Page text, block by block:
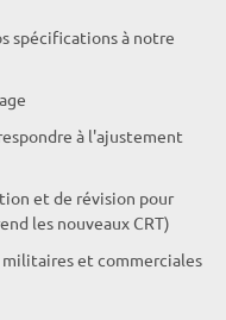
spécifications à notre
à l'ajustement
et de révision pour
les nouveaux CRT)
militaires et commerciales